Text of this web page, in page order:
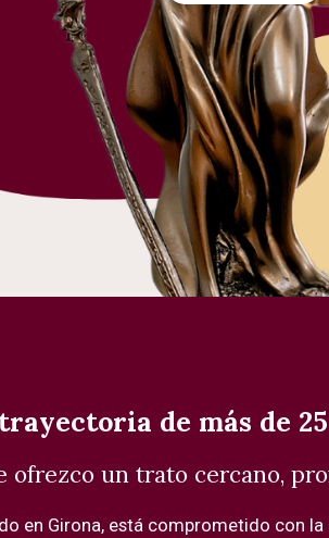
de más de
ofrezco un trato cercano,
en Girona, está comprometido con